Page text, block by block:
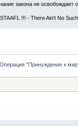
закона не освобождает
!!! - There Ain't No
Операция "Принуждение к